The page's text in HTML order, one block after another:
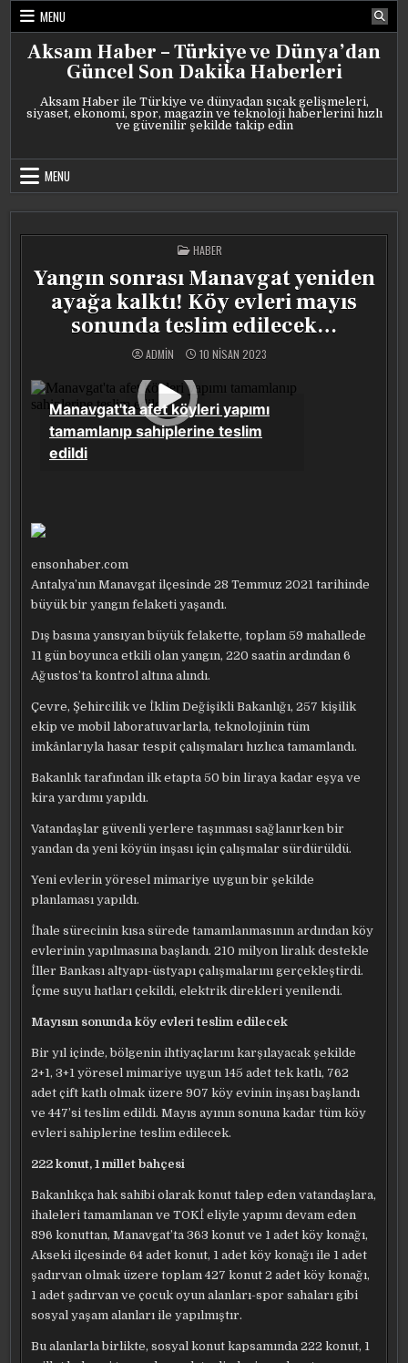
Skip
content
MENU
Aksam Haber – Türkiye ve Dünya’dan
Güncel Son Dakika Haberleri
Aksam Haber ile Türkiye ve dünyadan sıcak gelişmeleri,
siyaset, ekonomi, spor, magazin ve teknoloji haberlerini hızlı
ve güvenilir şekilde takip edin
MENU
POSTED
IN
HABER
Yangın sonrası Manavgat yeniden
ayağa kalktı! Köy evleri mayıs
sonunda teslim edilecek…
ADMIN 10 NISAN 2023
ensonhaber.com
Antalya’nın Manavgat ilçesinde 28 Temmuz 2021 tarihinde
büyük bir yangın felaketi yaşandı.
Dış basına yansıyan büyük felakette, toplam 59 mahallede
11 gün boyunca etkili olan yangın, 220 saatin ardından 6
Ağustos’ta kontrol altına alındı.
Çevre, Şehircilik ve İklim Değişikli Bakanlığı, 257 kişilik
ekip ve mobil laboratuvarlarla, teknolojinin tüm
imkânlarıyla hasar tespit çalışmaları hızlıca tamamlandı.
Bakanlık tarafından ilk etapta 50 bin liraya kadar eşya ve
kira yardımı yapıldı.
Vatandaşlar güvenli yerlere taşınması sağlanırken bir
yandan da yeni köyün inşası için çalışmalar sürdürüldü.
Yeni evlerin yöresel mimariye uygun bir şekilde
planlaması yapıldı.
İhale sürecinin kısa sürede tamamlanmasının ardından köy
evlerinin yapılmasına başlandı. 210 milyon liralık destekle
İller Bankası altyapı-üstyapı çalışmalarını gerçekleştirdi.
İçme suyu hatları çekildi, elektrik direkleri yenilendi.
Mayısın sonunda köy evleri teslim edilecek
Bir yıl içinde, bölgenin ihtiyaçlarını karşılayacak şekilde
2+1, 3+1 yöresel mimariye uygun 145 adet tek katlı, 762
adet çift katlı olmak üzere 907 köy evinin inşası başlandı
ve 447’si teslim edildi. Mayıs ayının sonuna kadar tüm köy
evleri sahiplerine teslim edilecek.
222 konut, 1 millet bahçesi
Bakanlıkça hak sahibi olarak konut talep eden vatandaşlara,
ihaleleri tamamlanan ve TOKİ eliyle yapımı devam eden
896 konuttan, Manavgat’ta 363 konut ve 1 adet köy konağı,
Akseki ilçesinde 64 adet konut, 1 adet köy konağı ile 1 adet
şadırvan olmak üzere toplam 427 konut 2 adet köy konağı,
1 adet şadırvan ve çocuk oyun alanları-spor sahaları gibi
sosyal yaşam alanları ile yapılmıştır.
Bu alanlarla birlikte, sosyal konut kapsamında 222 konut, 1